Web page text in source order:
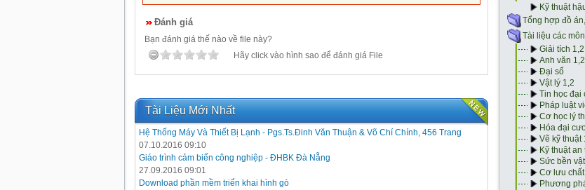
Đánh giá
Bạn đánh giá thế nào về file này?
Hãy click vào hình sao để đánh giá File
Tài Liệu Mới Nhất
Hệ Thống Máy Và Thiết Bị Lạnh - Pgs.Ts.Đinh Văn Thuận & Võ Chí Chính, 456 Trang
07.10.2016 09:10
Giáo trình cảm biến công nghiệp - ĐHBK Đà Nẵng
27.09.2016 09:01
Download phần mềm triển khai hình gò